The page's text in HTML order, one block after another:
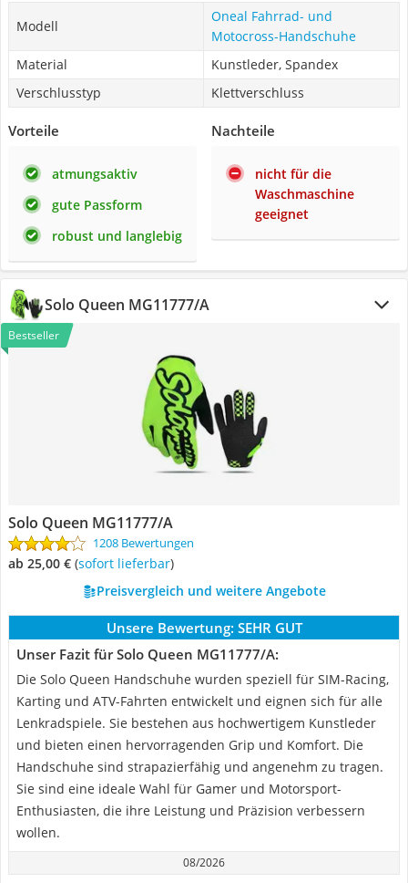
Modell
Oneal Fahrrad- und
Motocross-Handschuhe
Material
Kunstleder, Spandex
Verschlusstyp
Klettverschluss
Vorteile
atmungsaktiv
gute Passform
robust und langlebig
Nachteile
nicht für die
Waschmaschine
geeignet
Solo Queen MG11777/A
Bestseller
Solo Queen MG11777/A
1208 Bewertungen
ab 25,00 € ( Sofort lieferbar)
Preisvergleich und weitere Angebote
Unsere Bewertung: SEHR GUT
Unser Fazit für Solo Queen MG11777/A:
Die Solo Queen Handschuhe wurden speziell für SIM-Racing,
Karting und ATV-Fahrten entwickelt und eignen sich für alle
Lenkradspiele. Sie bestehen aus hochwertigem Kunstleder
und bieten einen hervorragenden Grip und Komfort. Die
Handschuhe sind strapazierfähig und angenehm zu tragen.
Sie sind eine ideale Wahl für Gamer und Motorsport-
Enthusiasten, die ihre Leistung und Präzision verbessern
wollen.
08/2026